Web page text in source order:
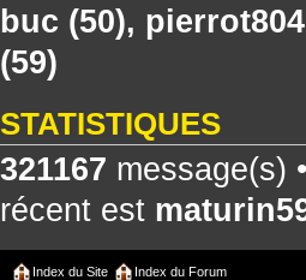
buc (50),
(59)
STATISTIQUES
321167 message(s) •
récent est
Index du Site Index du Forum